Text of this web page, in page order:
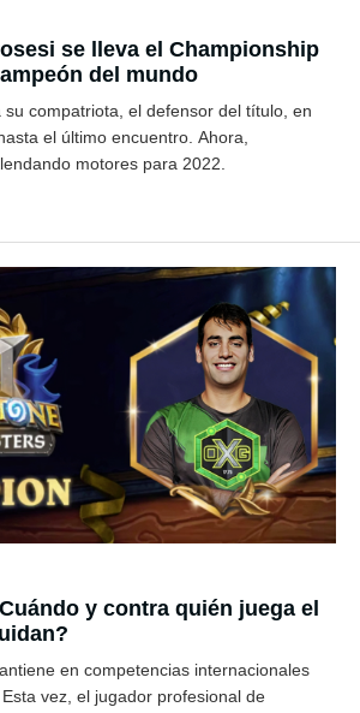
se lleva el Championship
del mundo
su compatriota, el defensor del título, en
el último encuentro. Ahora,
motores para 2022.
y contra quién juega el
en competencias internacionales
vez, el jugador profesional de